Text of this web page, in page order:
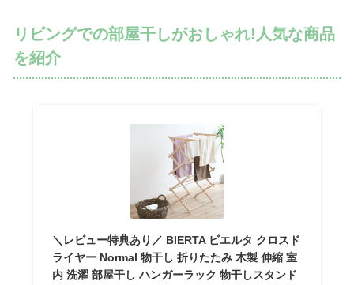
リビングでの部屋干しがおしゃれ!人気な商品
を紹介
＼レビュー特典あり／ BIERTA ビエルタ クロスド
ライヤー Normal 物干し 折りたたみ 木製 伸縮 室
内 洗濯 部屋干し ハンガーラック 物干しスタンド